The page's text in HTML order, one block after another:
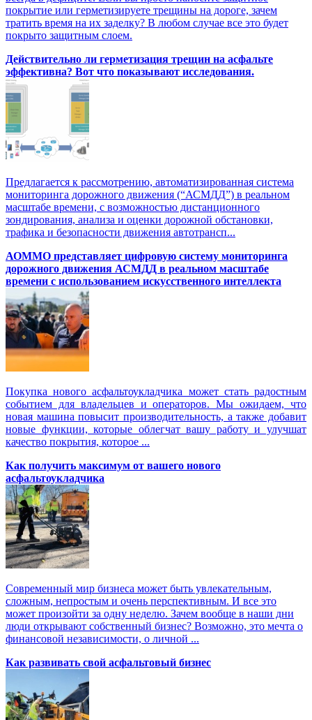
покрытие или герметизируете трещины на дороге, зачем
тратить время на их заделку? В любом случае все это будет
покрыто защитным слоем.
Действительно ли герметизация трещин на асфальте
эффективна? Вот что показывают исследования.
Предлагается к рассмотрению, автоматизированная система
мониторинга дорожного движения (“АСМДД”) в реальном
масштабе времени, с возможностью дистанционного
зондирования, анализа и оценки дорожной обстановки,
трафика и безопасности движения автотрансп...
АОММО представляет цифровую cистему мониторинга
дорожного движения АСМДД в реальном масштабе
времени с использованием искусственного интеллекта
Покупка нового асфальтоукладчика может стать радостным
событием для владельцев и операторов. Мы ожидаем, что
новая машина повысит производительность, а также добавит
новые функции, которые облегчат вашу работу и улучшат
качество покрытия, которое ...
Как получить максимум от вашего нового
асфальтоукладчика
Современный мир бизнеса может быть увлекательным,
сложным, непростым и очень перспективным. И все это
может произойти за одну неделю. Зачем вообще в наши дни
люди открывают собственный бизнес? Возможно, это мечта о
финансовой независимости, о личной ...
Как развивать свой асфальтовый бизнес